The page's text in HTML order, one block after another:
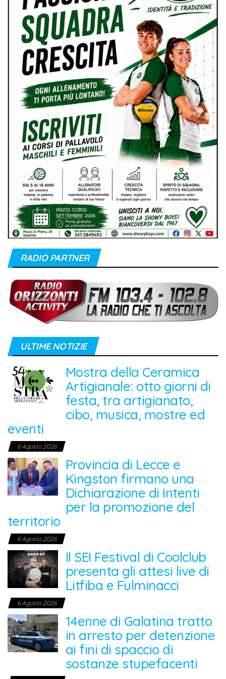
RADIO PARTNER
ULTIME NOTIZIE
Mostra della Ceramica
Artigianale: otto giorni di
festa, tra artigianato,
cibo, musica, mostre ed
eventi
6 Agosto 2026
Provincia di Lecce e
Kingston firmano una
Dichiarazione di Intenti
per la promozione del
territorio
6 Agosto 2026
Il SEI Festival di Coolclub
presenta gli attesi live di
Litfiba e Fulminacci
6 Agosto 2026
14enne di Galatina tratto
in arresto per detenzione
ai fini di spaccio di
sostanze stupefacenti